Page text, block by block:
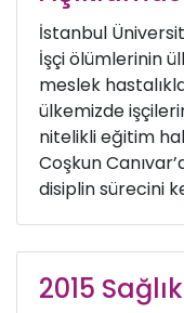
İstanbul
İşçi ölümlerinin
meslek
ülkemizde
nitelikli eğitim
Coşkun
disiplin sürecini
2015